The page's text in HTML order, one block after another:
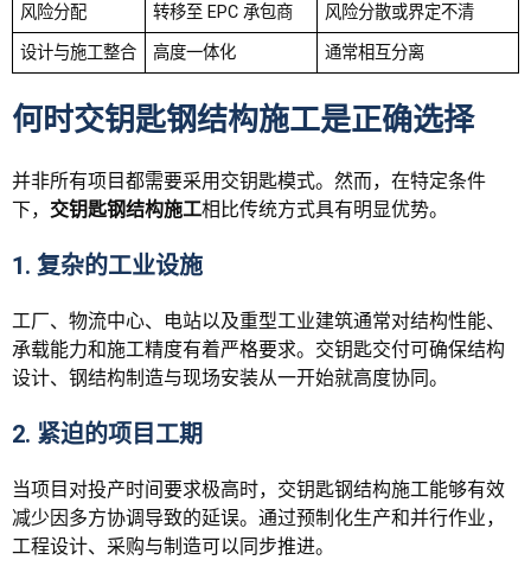
风险分配
转移至 EPC 承包商
风险分散或界定不清
设计与施工整合
高度一体化 通常相互分离
何时交钥匙钢结构施工是正确选择
并非所有项目都需要采用交钥匙模式。然而，在特定条件
下， 交钥匙钢结构施工相比传统方式具有明显优势。
1. 复杂的工业设施
工厂、物流中心、电站以及重型工业建筑通常对结构性能、
承载能力和施工精度有着严格要求。交钥匙交付可确保结构
设计、钢结构制造与现场安装从一开始就高度协同。
2. 紧迫的项目工期
当项目对投产时间要求极高时，交钥匙钢结构施工能够有效
减少因多方协调导致的延误。通过预制化生产和并行作业，
工程设计、采购与制造可以同步推进。